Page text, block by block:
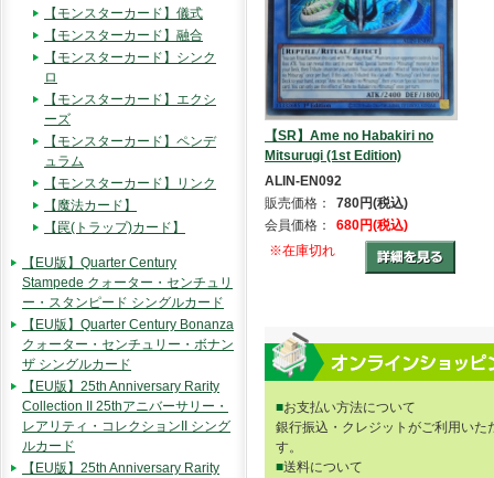
【SR】Ame no Habakiri no
Mitsurugi (1st Edition)
ALIN-EN092
販売価格：
780円(税込)
会員価格：
680円(税込)
※在庫切れ
■お支払い方法について
銀行振込・クレジットがご利用いた
す。
■送料について
【モンスターカード】儀式
【モンスターカード】融合
【モンスターカード】シンク
ロ
【モンスターカード】エクシ
ーズ
【モンスターカード】ペンデ
ュラム
【モンスターカード】リンク
【魔法カード】
【罠(トラップ)カード】
【EU版】Quarter Century
Stampede クォーター・センチュリ
ー・スタンピード シングルカード
【EU版】Quarter Century Bonanza
クォーター・センチュリー・ボナン
ザ シングルカード
【EU版】25th Anniversary Rarity
Collection II 25thアニバーサリー・
レアリティ・コレクションII シング
ルカード
【EU版】25th Anniversary Rarity